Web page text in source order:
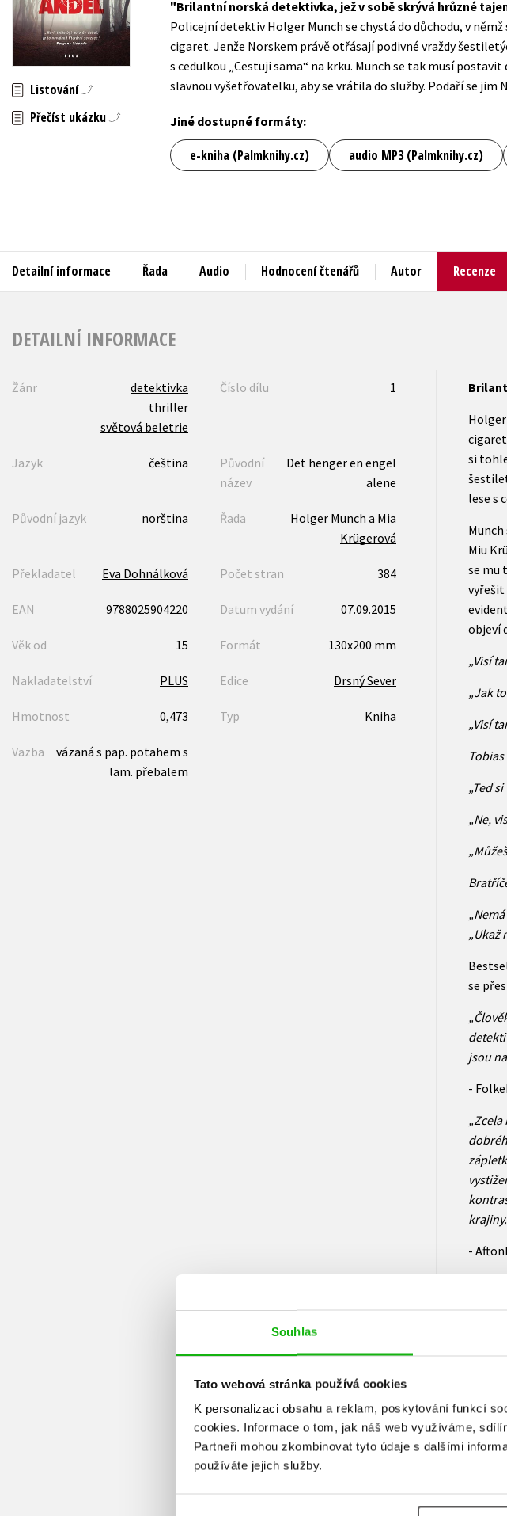
Souhlas
Tato webová stránka používá cookies
K personalizaci obsahu a reklam, poskytování funkcí
cookies. Informace o tom, jak náš web využíváme,
Partneři mohou zkombinovat tyto údaje s dalšími
používáte jejich služby.
Auto - moto
Beletrie pro děti
Beletrie pro dospělé
Byznys a ekonomie
Jazyky
Kariéra a osobní rozvoj
Komiks
Populárně - naučná
Populárně - naučné
Předškoláci
Příroda a zahrada
Všechny tituly
Listování
Přečíst ukázku
Brilantní norská detektivka, jež v sobě skrývá hrůzné
Policejní detektiv Holger Munch se chystá do důchodu, v
cigaret. Jenže Norskem právě otřásají podivné vraždy
s cedulkou „Cestuji sama“ na krku. Munch se tak musí
slavnou vyšetřovatelku, aby se vrátila do služby. Podaří se jim
Jiné dostupné formáty:
e-kniha (Palmknihy.cz) audio MP3 (Palmknihy.cz)
Detailní informace Řada Audio Hodnocení čtenářů Autor Recenze
DETAILNÍ INFORMACE
Žánr
detektivka
thriller
světová beletrie
Číslo dílu 1
Jazyk čeština
Původní
název
Det henger en engel
alene
Původní jazyk norština Řada
Holger Munch a Mia
Krügerová
Překladatel Eva Dohnálková Počet stran 384
EAN 9788025904220 Datum vydání 07.09.2015
Věk od 15 Formát 130x200 mm
Nakladatelství PLUS Edice Drsný Sever
Hmotnost 0,473 Typ Kniha
Vazba
vázaná s pap. potahem s
lam. přebalem
si
lese s
Miu
se mu
vyřešit
objeví
„Visí
„Jak
„Visí
„Teď
„Ne,
„Ukaž
se
jsou
-
-
natočil